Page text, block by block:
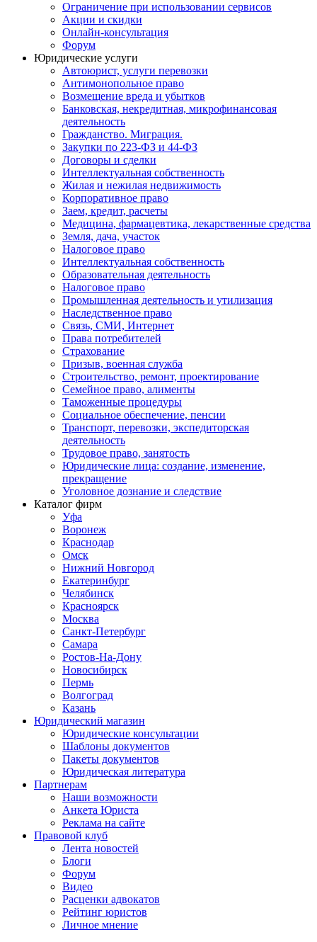
Ограничение при использовании сервисов
Акции и скидки
Онлайн-консультация
Форум
Юридические услуги
Автоюрист, услуги перевозки
Антимонопольное право
Возмещение вреда и убытков
Банковская, некредитная, микрофинансовая
деятельность
Гражданство. Миграция.
Закупки по 223-ФЗ и 44-ФЗ
Договоры и сделки
Интеллектуальная собственность
Жилая и нежилая недвижимость
Корпоративное право
Заем, кредит, расчеты
Медицина, фармацевтика, лекарственные средства
Земля, дача, участок
Налоговое право
Интеллектуальная собственность
Образовательная деятельность
Налоговое право
Промышленная деятельность и утилизация
Наследственное право
Связь, СМИ, Интернет
Права потребителей
Страхование
Призыв, военная служба
Строительство, ремонт, проектирование
Семейное право, алименты
Таможенные процедуры
Социальное обеспечение, пенсии
Транспорт, перевозки, экспедиторская
деятельность
Трудовое право, занятость
Юридические лица: создание, изменение,
прекращение
Уголовное дознание и следствие
Каталог фирм
Уфа
Воронеж
Краснодар
Омск
Нижний Новгород
Екатеринбург
Челябинск
Красноярск
Москва
Санкт-Петербург
Самара
Ростов-На-Дону
Новосибирск
Пермь
Волгоград
Казань
Юридический магазин
Юридические консультации
Шаблоны документов
Пакеты документов
Юридическая литература
Партнерам
Наши возможности
Анкета Юриста
Реклама на сайте
Правовой клуб
Лента новостей
Блоги
Форум
Видео
Расценки адвокатов
Рейтинг юристов
Личное мнение